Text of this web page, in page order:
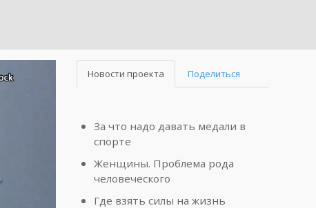
Новости проекта Поделиться
За что надо давать медали в
спорте
Женщины. Проблема рода
человеческого
Где взять силы на жизнь